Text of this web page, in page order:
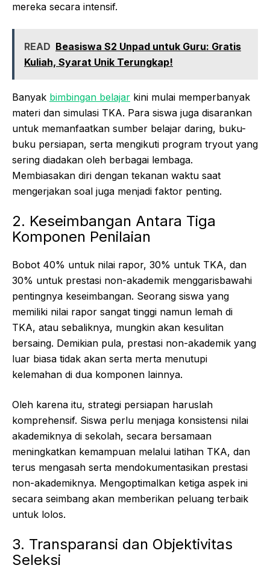
mereka secara intensif.
READ Beasiswa S2 Unpad untuk Guru: Gratis
Kuliah, Syarat Unik Terungkap!
Banyak bimbingan belajar kini mulai memperbanyak
materi dan simulasi TKA. Para siswa juga disarankan
untuk memanfaatkan sumber belajar daring, buku-
buku persiapan, serta mengikuti program tryout yang
sering diadakan oleh berbagai lembaga.
Membiasakan diri dengan tekanan waktu saat
mengerjakan soal juga menjadi faktor penting.
2. Keseimbangan Antara Tiga
Komponen Penilaian
Bobot 40% untuk nilai rapor, 30% untuk TKA, dan
30% untuk prestasi non-akademik menggarisbawahi
pentingnya keseimbangan. Seorang siswa yang
memiliki nilai rapor sangat tinggi namun lemah di
TKA, atau sebaliknya, mungkin akan kesulitan
bersaing. Demikian pula, prestasi non-akademik yang
luar biasa tidak akan serta merta menutupi
kelemahan di dua komponen lainnya.
Oleh karena itu, strategi persiapan haruslah
komprehensif. Siswa perlu menjaga konsistensi nilai
akademiknya di sekolah, secara bersamaan
meningkatkan kemampuan melalui latihan TKA, dan
terus mengasah serta mendokumentasikan prestasi
non-akademiknya. Mengoptimalkan ketiga aspek ini
secara seimbang akan memberikan peluang terbaik
untuk lolos.
3. Transparansi dan Objektivitas
Seleksi